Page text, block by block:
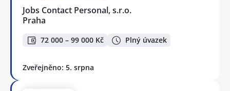
Jobs Contact Personal, s.r.o.
Praha
72 000 – 99 000 Kč Plný úvazek
Zveřejněno: 5. srpna